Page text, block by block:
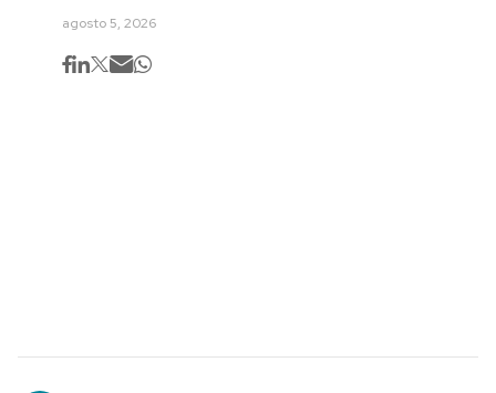
agosto 5, 2026